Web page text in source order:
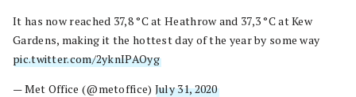
It has now reached 37,8 °C at Heathrow and 37,3 °C at Kew
Gardens, making it the hottest day of the year by some way
pic.twitter.com/2yknIPAOyg
— Met Office (@metoffice) July 31, 2020